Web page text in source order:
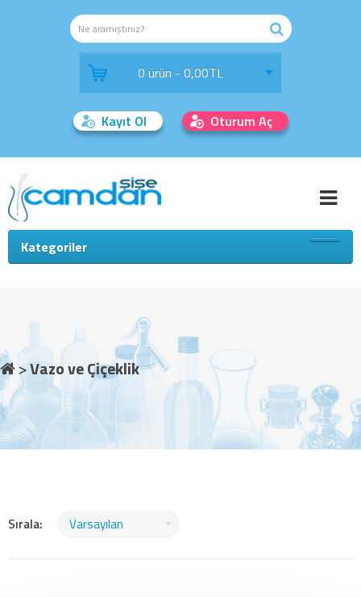
0 ürün - 0,00TL
Kayıt Ol Oturum Aç
Kategoriler
Vazo ve Çiçeklik
Sırala: